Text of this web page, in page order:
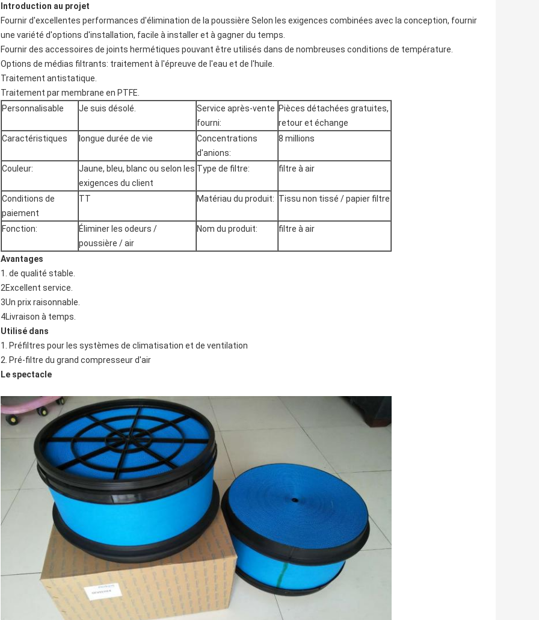
Introduction au projet
Fournir d'excellentes performances d'élimination de la poussière Selon les exigences combinées avec la conception, fournir
une variété d'options d'installation, facile à installer et à gagner du temps.
Fournir des accessoires de joints hermétiques pouvant être utilisés dans de nombreuses conditions de température.
Options de médias filtrants: traitement à l'épreuve de l'eau et de l'huile.
Traitement antistatique.
Traitement par membrane en PTFE.
Personnalisable
Je suis désolé.
Service après-vente
fourni:
Pièces détachées gratuites,
retour et échange
Caractéristiques
longue durée de vie
Concentrations
d'anions:
8 millions
Couleur:
Jaune, bleu, blanc ou selon les
exigences du client
Type de filtre: filtre à air
Conditions de
paiement
TT Matériau du produit: Tissu non tissé / papier filtre
Fonction:
Éliminer les odeurs /
poussière / air
Nom du produit: filtre à air
Avantages
1. de qualité stable.
2Excellent service.
3Un prix raisonnable.
4Livraison à temps.
Utilisé dans
1. Préfiltres pour les systèmes de climatisation et de ventilation
2. Pré-filtre du grand compresseur d'air
Le spectacle